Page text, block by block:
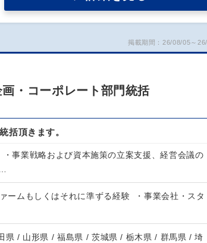
掲載期間：26/08/05～
・コーポレート部門統括
括頂きます。
事業戦略および資本施策の立案支援、経営会議の
ームもしくはそれに準ずる経験 ・事業会社・スタ
県 / 山形県 / 福島県 / 茨城県 / 栃木県 / 群馬県 / 埼